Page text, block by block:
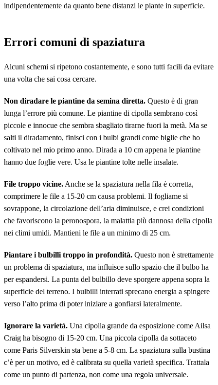
indipendentemente da quanto bene distanzi le piante in superficie.
Errori comuni di spaziatura
Alcuni schemi si ripetono costantemente, e sono tutti facili da evitare
una volta che sai cosa cercare.
Non diradare le piantine da semina diretta. Questo è di gran
lunga l’errore più comune. Le piantine di cipolla sembrano così
piccole e innocue che sembra sbagliato tirarne fuori la metà. Ma se
salti il diradamento, finisci con i bulbi grandi come biglie che ho
coltivato nel mio primo anno. Dirada a 10 cm appena le piantine
hanno due foglie vere. Usa le piantine tolte nelle insalate.
File troppo vicine. Anche se la spaziatura nella fila è corretta,
comprimere le file a 15-20 cm causa problemi. Il fogliame si
sovrappone, la circolazione dell’aria diminuisce, e crei condizioni
che favoriscono la peronospora, la malattia più dannosa della cipolla
nei climi umidi. Mantieni le file a un minimo di 25 cm.
Piantare i bulbilli troppo in profondità. Questo non è strettamente
un problema di spaziatura, ma influisce sullo spazio che il bulbo ha
per espandersi. La punta del bulbillo deve sporgere appena sopra la
superficie del terreno. I bulbilli interrati sprecano energia a spingere
verso l’alto prima di poter iniziare a gonfiarsi lateralmente.
Ignorare la varietà. Una cipolla grande da esposizione come Ailsa
Craig ha bisogno di 15-20 cm. Una piccola cipolla da sottaceto
come Paris Silverskin sta bene a 5-8 cm. La spaziatura sulla bustina
c’è per un motivo, ed è calibrata su quella varietà specifica. Trattala
come un punto di partenza, non come una regola universale.